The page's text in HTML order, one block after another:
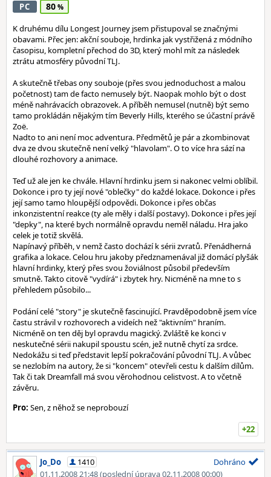
PC 80
K druhému dílu Longest Journey jsem přistupoval se značnými
obavami. Přec jen: akční souboje, hrdinka jak vystřižená z módního
časopisu, kompletní přechod do 3D, který mohl mít za následek
ztrátu atmosféry původní TLJ.
A skutečně třebas ony souboje (přes svou jednoduchost a malou
početnost) tam de facto nemusely být. Naopak mohlo být o dost
méně nahrávacích obrazovek. A příběh nemusel (nutně) být semo
tamo prokládán nějakým tím Beverly Hills, kterého se účastní právě
Zoë.
Nadto to ani není moc adventura. Předmětů je pár a zkombinovat
dva ze dvou skutečně není velký "hlavolam". O to více hra sází na
dlouhé rozhovory a animace.
Teď už ale jen ke chvále. Hlavní hrdinku jsem si nakonec velmi oblíbil.
Dokonce i pro ty její nové "oblečky" do každé lokace. Dokonce i přes
její samo tamo hloupější odpovědi. Dokonce i přes občas
inkonzistentní reakce (ty ale měly i další postavy). Dokonce i přes její
"depky", na které bych normálně opravdu neměl náladu. Hra jako
celek je totiž skvělá.
Napínavý příběh, v nemž často dochází k sérii zvratů. Přenádherná
grafika a lokace. Celou hru jakoby předznamenával již domácí plyšák
hlavní hrdinky, který přes svou žoviálnost působil především
smutně. Takto citově "vydírá" i zbytek hry. Nicméně na mne to s
přehledem působilo...
Podání celé "story" je skutečně fascinující. Pravděpodobně jsem více
častu strávil v rozhovorech a videích než "aktivním" hraním.
Nicméně on ten děj byl opravdu magický. Zvláště ke konci v
neskutečné sérii nakupil spoustu scén, jež nutně chytí za srdce.
Nedokážu si teď představit lepší pokračování původní TLJ. A vůbec
se nezlobím na autory, že si "koncem" otevřeli cestu k dalším dílům.
Tak či tak Dreamfall má svou věrohodnou celistvost. A to včetně
závěru.
Pro: Sen, z něhož se neprobouzí
+22
Jo_Do
1410
01.11.2008 21:48(poslední úprava 02.11.2008 00:00)
Dohráno